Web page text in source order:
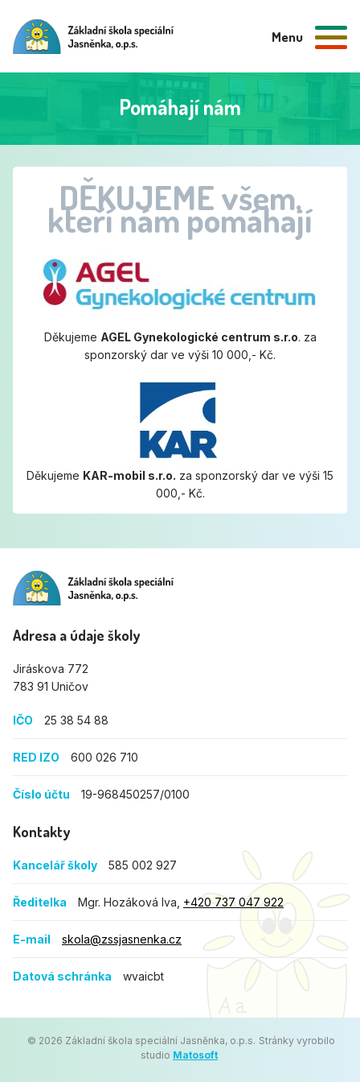
Menu
Pomáhají nám
DĚKUJEME všem,
kteří nám pomáhají
Děkujeme AGEL Gynekologické centrum s.r.o. za
sponzorský dar ve výši 10 000,- Kč.
Děkujeme KAR-mobil s.r.o. za sponzorský dar ve výši 15
000,- Kč.
Adresa a údaje školy
Jiráskova 772
783 91 Uničov
IČO 25 38 54 88
RED IZO 600 026 710
Číslo účtu 19-968450257/0100
Kontakty
Kancelář školy 585 002 927
Ředitelka Mgr. Hozáková Iva, +420 737 047 922
E-mail skola@zssjasnenka.cz
Datová schránka wvaicbt
© 2026 Základní škola speciální Jasněnka, o.p.s. Stránky vyrobilo
studio Matosoft